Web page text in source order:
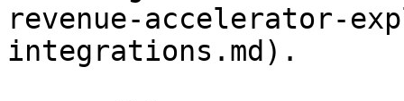
revenue-accelerator-
integrations.md).